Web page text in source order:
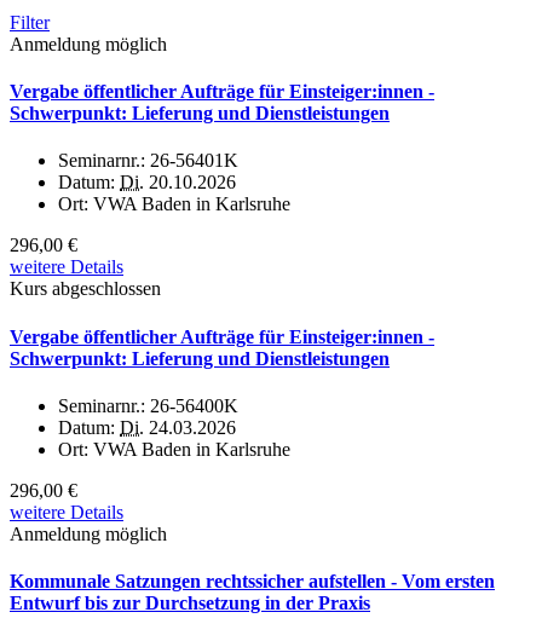
Filter
Anmeldung möglich
Vergabe öffentlicher Aufträge für Einsteiger:innen -
Schwerpunkt: Lieferung und Dienstleistungen
Seminarnr.: 26-56401K
Datum: Di. 20.10.2026
Ort: VWA Baden in Karlsruhe
296,00 €
weitere Details
Kurs abgeschlossen
Vergabe öffentlicher Aufträge für Einsteiger:innen -
Schwerpunkt: Lieferung und Dienstleistungen
Seminarnr.: 26-56400K
Datum: Di. 24.03.2026
Ort: VWA Baden in Karlsruhe
296,00 €
weitere Details
Anmeldung möglich
Kommunale Satzungen rechtssicher aufstellen - Vom ersten
Entwurf bis zur Durchsetzung in der Praxis